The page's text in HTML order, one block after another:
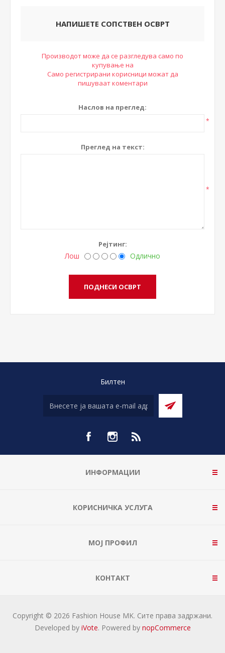
НАПИШЕТЕ СОПСТВЕН ОСВРТ
Производот може да се разгледува само по
купување на
Само регистрирани корисници можат да
пишуваат коментари
Наслов на преглед:
*
Преглед на текст:
*
Рејтинг:
Лош Одлично
Билтен
ИНФОРМАЦИИ
КОРИСНИЧКА УСЛУГА
МОЈ ПРОФИЛ
КОНТАКТ
Copyright © 2026 Fashion House MK. Сите права задржани.
Developed by iVote. Powered by nopCommerce